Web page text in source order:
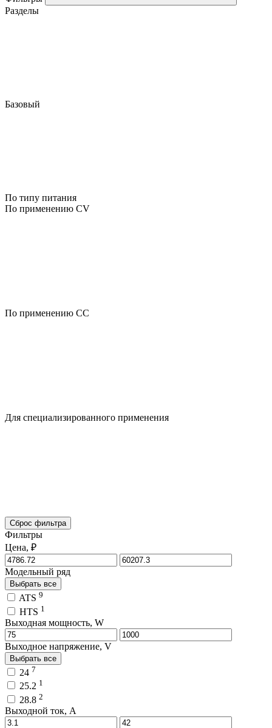
Разделы
Базовый
По типу питания
По применению CV
По применению CC
Для специализированного применения
Сброс фильтра
Фильтры
Цена, ₽
Модельный ряд
Выбрать все
ATS 9
HTS 1
Выходная мощность, W
Выходное напряжение, V
Выбрать все
24 7
25.2 1
28.8 2
Выходной ток, A